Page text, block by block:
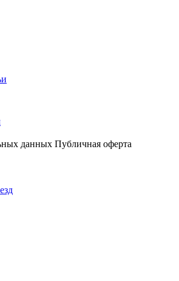
данных Публичная оферта